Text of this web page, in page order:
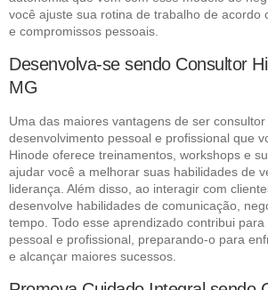
você ajuste sua rotina de trabalho de acordo
e compromissos pessoais.
Desenvolva-se sendo Consultor
MG
Uma das maiores vantagens de ser
desenvolvimento pessoal e profissional que
Hinode oferece treinamentos, workshops e
ajudar você a melhorar suas habilidades de
liderança. Além disso, ao interagir com
desenvolve habilidades de comunicação,
tempo. Todo esse aprendizado contribui
pessoal e profissional, preparando-o para
e alcançar maiores sucessos.